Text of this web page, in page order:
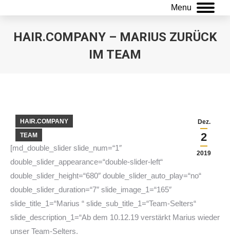
Menu
HAIR.COMPANY – MARIUS ZURÜCK
IM TEAM
Dez.
2
2019
HAIR.COMPANY
TEAM
[md_double_slider slide_num=“1″
double_slider_appearance=“double-slider-left“
double_slider_height=“680″ double_slider_auto_play=“no“
double_slider_duration=“7″ slide_image_1=“165″
slide_title_1=“Marius “ slide_sub_title_1=“Team-Selters“
slide_description_1=“Ab dem 10.12.19 verstärkt Marius wieder
unser Team-Selters.